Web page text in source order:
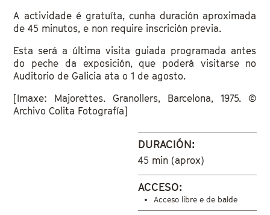
A actividade é gratuíta, cunha duración aproximada
de 45 minutos, e non require inscrición previa.
Esta será a última visita guiada programada antes
do peche da exposición, que poderá visitarse no
Auditorio de Galicia ata o 1 de agosto.
[Imaxe: Majorettes. Granollers, Barcelona, 1975. ©
Archivo Colita Fotografía]
DURACIÓN:
45 min (aprox)
ACCESO:
Acceso libre e de balde